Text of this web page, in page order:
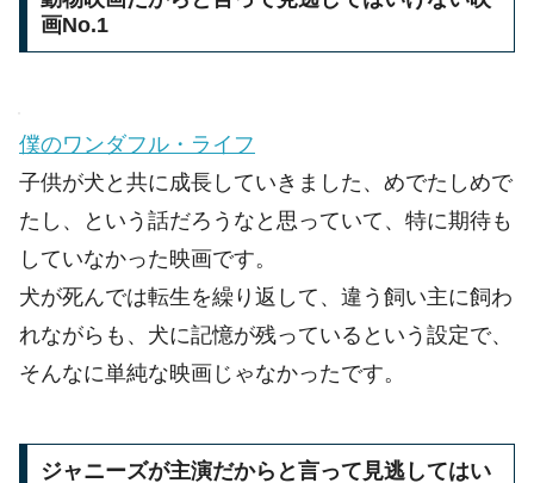
画No.1
僕のワンダフル・ライフ
子供が犬と共に成長していきました、めでたしめで
たし、という話だろうなと思っていて、特に期待も
していなかった映画です。
犬が死んでは転生を繰り返して、違う飼い主に飼わ
れながらも、犬に記憶が残っているという設定で、
そんなに単純な映画じゃなかったです。
ジャニーズが主演だからと言って見逃してはい